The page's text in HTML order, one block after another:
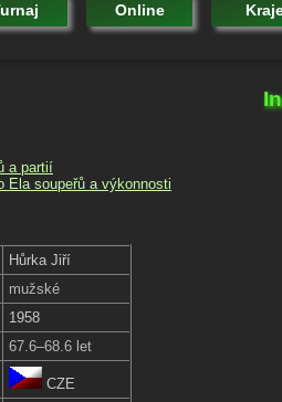
Online
a partií
Ela soupeřů a výkonnosti
Hůrka Jiří
mužské
1958
67.6–68.6 let
CZE